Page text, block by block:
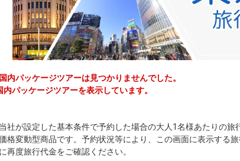
内パッケージツアーは見つかりませんでした。
パッケージツアーを表示しています。
社が設定した基本条件で予約した場合の大人1名様あたりの
格変動型商品です。予約状況等により、この画面に表示す
再度旅行代金をご確認ください。